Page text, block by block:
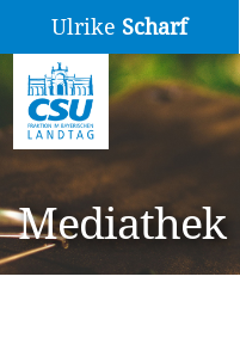
Ulrike Scharf
Mediathek